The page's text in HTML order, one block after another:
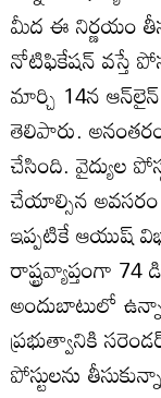
మీద ఈ నిర్ణయం
నోటిఫికేషన్‌ వస్తే
మార్చి 14న
తెలిపారు.
చేసింది. వైద్యుల
చేయాల్సిన అవసరం
ఇప్పటికే ఆయుష్‌
రాష్ట్రవ్యాప్తంగా
అందుబాటులో
ప్రభుత్వానికి
పోస్టులను